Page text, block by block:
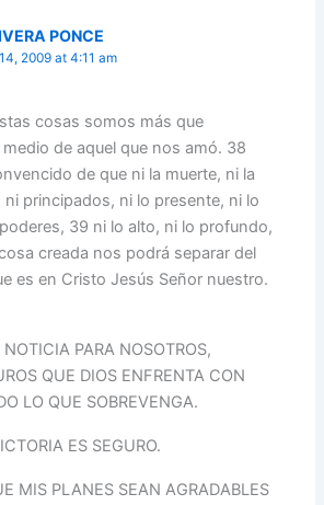
PONCE
2009 at 4:11 am
cosas somos más que
de aquel que nos amó. 38
de que ni la muerte, ni la
ni principados, ni lo presente, ni lo
39 ni lo alto, ni lo profundo,
creada nos podrá separar del
es en Cristo Jesús Señor nuestro.
PARA NOSOTROS,
QUE DIOS ENFRENTA CON
LO QUE SOBREVENGA.
ES SEGURO.
MIS PLANES SEAN AGRADABLES